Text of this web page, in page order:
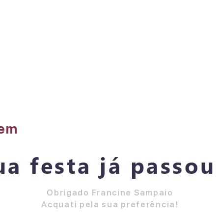
festa já
Obrigado Francine Sampaio
Acquati pela sua preferência!